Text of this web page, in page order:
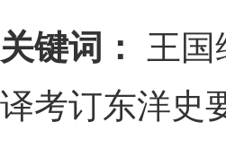
关键词：
王国
译考订东洋史